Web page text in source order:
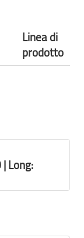
Linea di
prodotto
Long: